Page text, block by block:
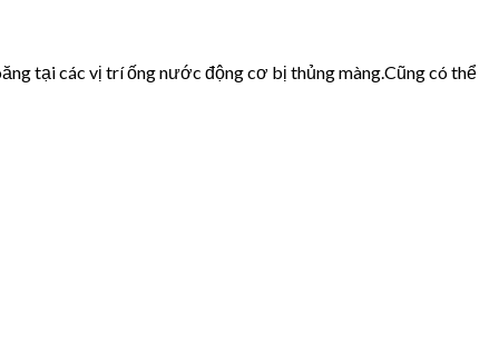
tại các vị trí ống nước động cơ bị thủng màng.Cũng có thể